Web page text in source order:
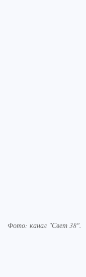
Фото: канал "Свет 38".